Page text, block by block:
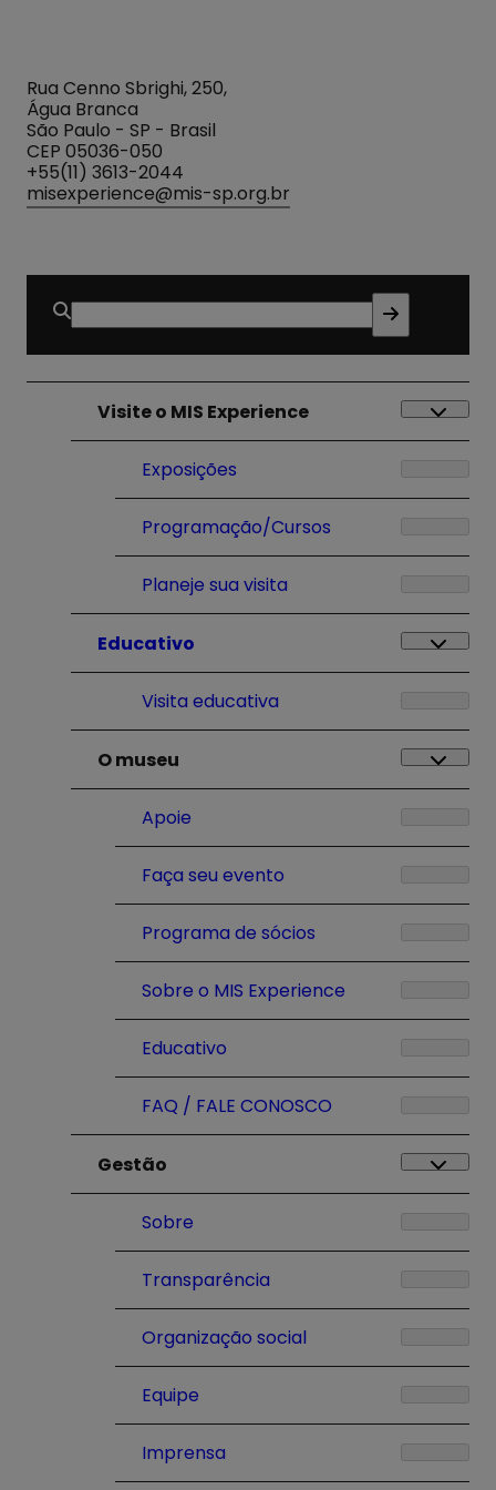
Rua Cenno Sbrighi, 250,
Água Branca
São Paulo - SP - Brasil
CEP 05036-050
+55(11) 3613-2044
misexperience@mis-sp.org.br
Buscar
por:
Visite o MIS Experience
Exposições
Programação/Cursos
Planeje sua visita
Educativo
Visita educativa
O museu
Apoie
Faça seu evento
Programa de sócios
Sobre o MIS Experience
Educativo
FAQ / FALE CONOSCO
Gestão
Sobre
Transparência
Organização social
Equipe
Imprensa